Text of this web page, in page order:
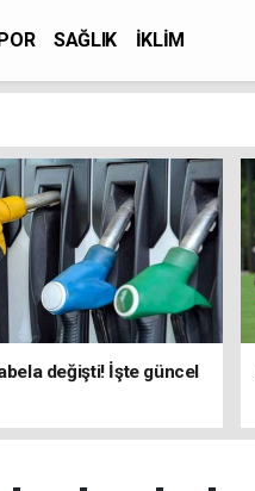
SAĞLIK İKLİM
değişti! İşte güncel